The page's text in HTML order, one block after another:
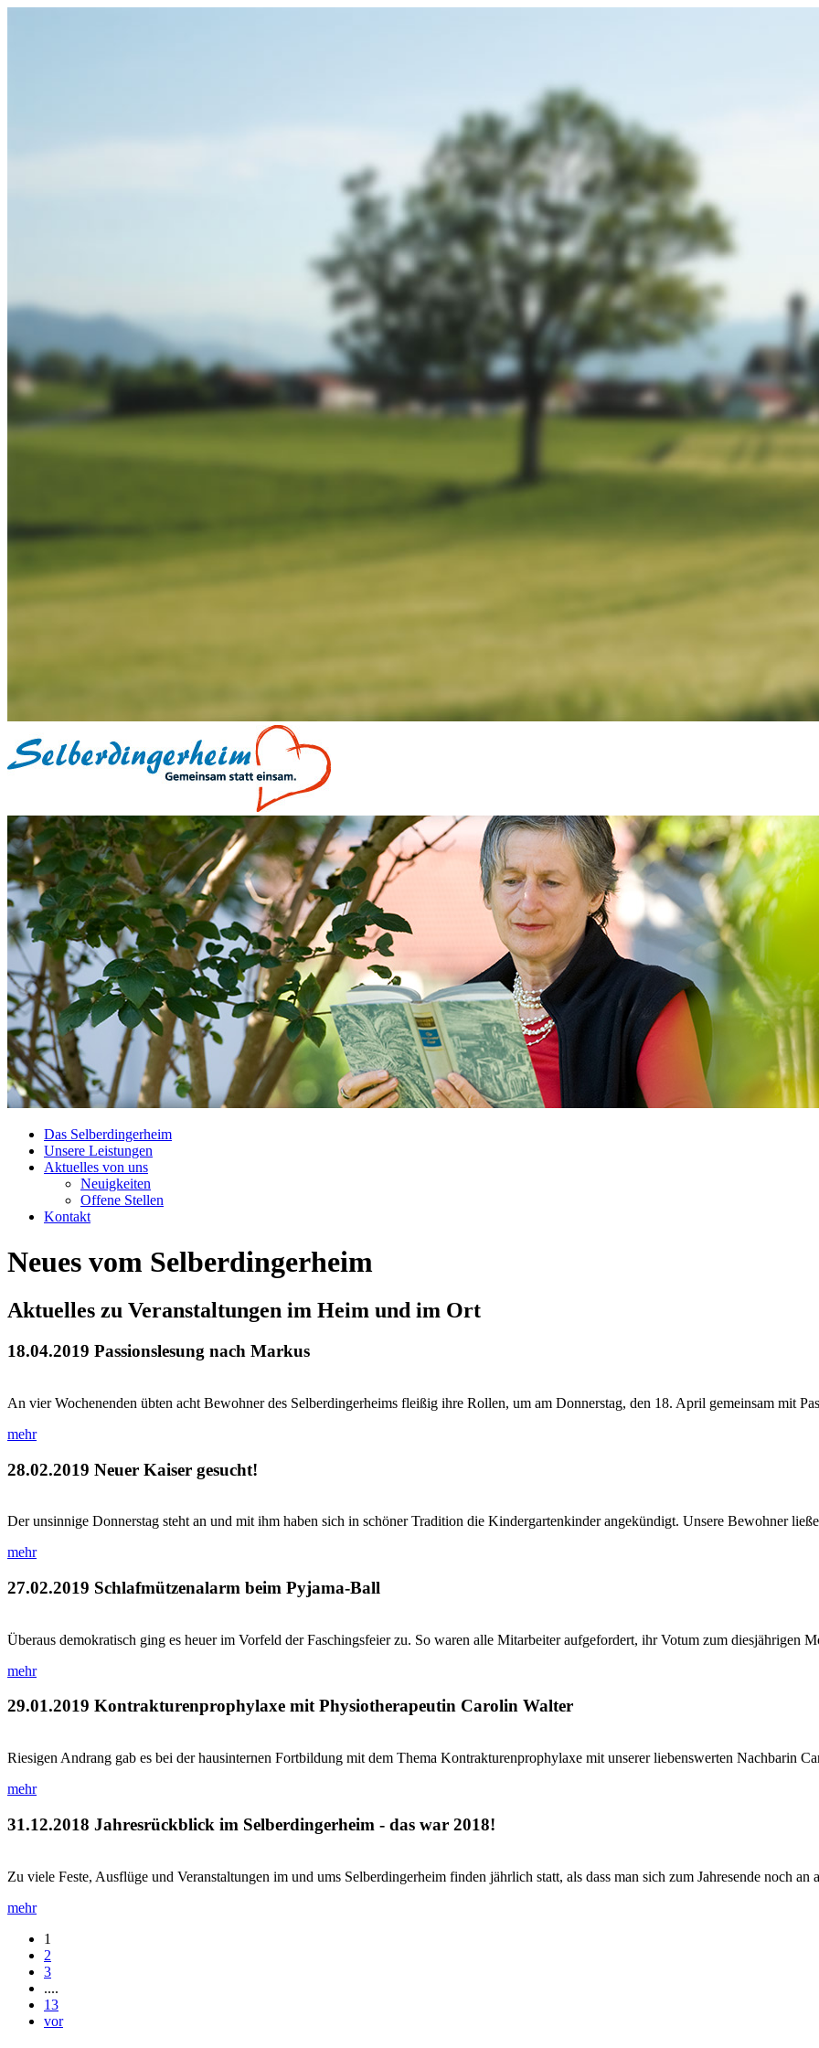
Das Selberdingerheim
Unsere Leistungen
Aktuelles von uns
Neuigkeiten
Offene Stellen
Kontakt
Neues vom Selberdingerheim
Aktuelles zu Veranstaltungen im Heim und im Ort
18.04.2019 Passionslesung nach Markus
An vier Wochenenden übten acht Bewohner des Selberdingerheims fleißig ihre Rollen, um am Donnerstag, den 18. April gemeinsam mit
mehr
28.02.2019 Neuer Kaiser gesucht!
Der unsinnige Donnerstag steht an und mit ihm haben sich in schöner Tradition die Kindergartenkinder angekündigt. Unsere Bewohner
mehr
27.02.2019 Schlafmützenalarm beim Pyjama-Ball
Überaus demokratisch ging es heuer im Vorfeld der Faschingsfeier zu. So waren alle Mitarbeiter aufgefordert, ihr Votum zum diesjährigen
mehr
29.01.2019 Kontrakturenprophylaxe mit Physiotherapeutin Carolin Walter
Riesigen Andrang gab es bei der hausinternen Fortbildung mit dem Thema Kontrakturenprophylaxe mit unserer liebenswerten Nachbarin
mehr
31.12.2018 Jahresrückblick im Selberdingerheim - das war 2018!
Zu viele Feste, Ausflüge und Veranstaltungen im und ums Selberdingerheim finden jährlich statt, als dass man sich zum Jahresende noch an
mehr
1
2
3
....
13
vor